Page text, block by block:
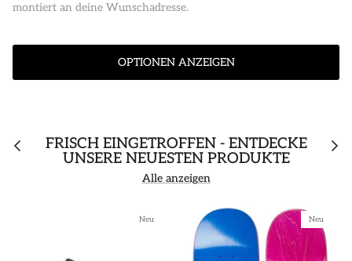
montiert an deine Wunschadresse.
OPTIONEN ANZEIGEN
FRISCH EINGETROFFEN - ENTDECKE
UNSERE NEUESTEN PRODUKTE
Alle anzeigen
Neu Neu